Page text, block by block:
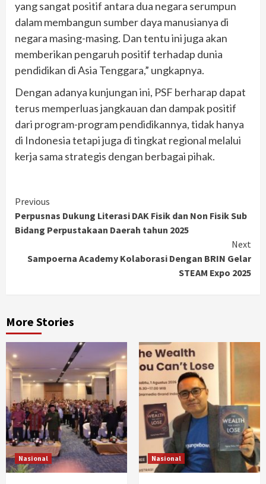
yang sangat positif antara dua negara serumpun
dalam membangun sumber daya manusianya di
negara masing-masing. Dan tentu ini juga akan
memberikan pengaruh positif terhadap dunia
pendidikan di Asia Tenggara,” ungkapnya.
Dengan adanya kunjungan ini, PSF berharap dapat
terus memperluas jangkauan dan dampak positif
dari program-program pendidikannya, tidak hanya
di Indonesia tetapi juga di tingkat regional melalui
kerja sama strategis dengan berbagai pihak.
Continue
Reading
Previous
Perpusnas Dukung Literasi DAK Fisik dan Non Fisik Sub
Bidang Perpustakaan Daerah tahun 2025
Next
Sampoerna Academy Kolaborasi Dengan BRIN Gelar
STEAM Expo 2025
More Stories
Nasional Nasional